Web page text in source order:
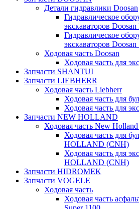
Детали гидравлики Doosan
Гидравлическое
экскаваторов
Гидравлическое
экскаваторов
Ходовая часть Doosan
Ходовая часть для
Запчасти SHANTUI
Запчасти LIEBHERR
Ходовая часть Liebherr
Ходовая часть для
Ходовая часть для
Запчасти NEW HOLLAND
Ходовая часть New
Ходовая часть для
HOLLAND (CNH)
Ходовая часть для
HOLLAND (CNH)
Запчасти HIDROMEK
Запчасти VOGELE
Ходовая часть
Ходовая часть